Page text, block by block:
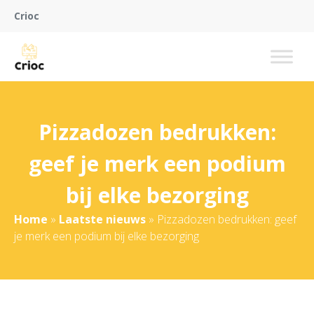
Crioc
Pizzadozen bedrukken:
geef je merk een podium
bij elke bezorging
Home » Laatste nieuws » Pizzadozen bedrukken: geef
je merk een podium bij elke bezorging